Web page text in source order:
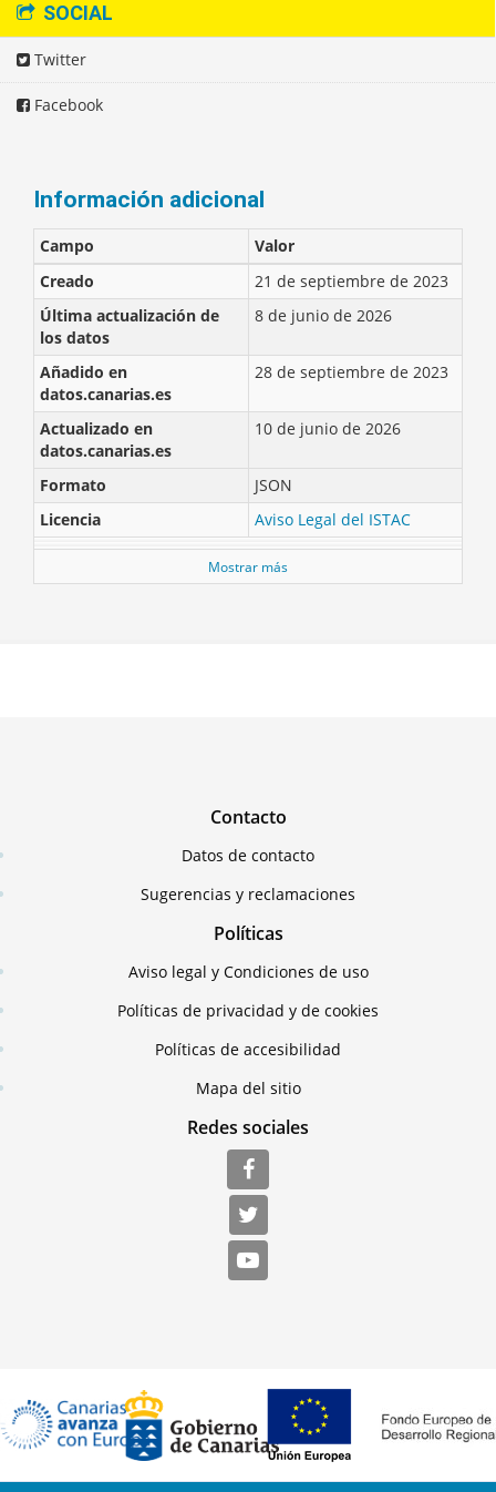
SOCIAL
Twitter
Facebook
Información adicional
Campo
Valor
Creado
21 de septiembre de 2023
Última actualización de
los datos
8 de junio de 2026
Añadido en
datos.canarias.es
28 de septiembre de 2023
Actualizado en
datos.canarias.es
10 de junio de 2026
Formato
JSON
Licencia
Aviso Legal del ISTAC
Mostrar más
Contacto
Datos de contacto
Sugerencias y reclamaciones
Políticas
Aviso legal y Condiciones de uso
Políticas de privacidad y de cookies
Políticas de accesibilidad
Mapa del sitio
Redes sociales